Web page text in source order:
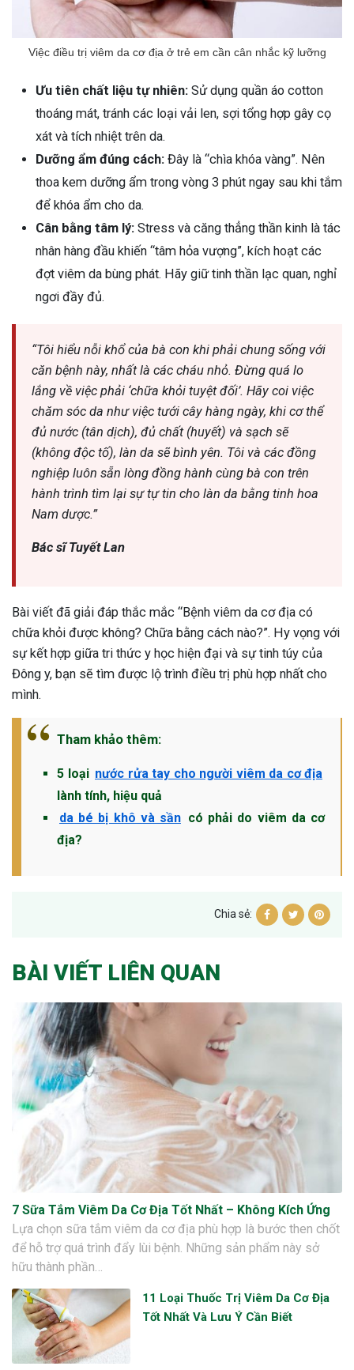
Việc điều trị viêm da cơ địa ở trẻ em cần cân nhắc kỹ lưỡng
Ưu tiên chất liệu tự nhiên: Sử dụng quần áo cotton
thoáng mát, tránh các loại vải len, sợi tổng hợp gây cọ
xát và tích nhiệt trên da.
Dưỡng ẩm đúng cách: Đây là “chìa khóa vàng”. Nên
thoa kem dưỡng ẩm trong vòng 3 phút ngay sau khi tắm
để khóa ẩm cho da.
Cân bằng tâm lý: Stress và căng thẳng thần kinh là tác
nhân hàng đầu khiến “tâm hỏa vượng”, kích hoạt các
đợt viêm da bùng phát. Hãy giữ tinh thần lạc quan, nghỉ
ngơi đầy đủ.
“Tôi hiểu nỗi khổ của bà con khi phải chung sống với
căn bệnh này, nhất là các cháu nhỏ. Đừng quá lo
lắng về việc phải ‘chữa khỏi tuyệt đối’. Hãy coi việc
chăm sóc da như việc tưới cây hàng ngày, khi cơ thể
đủ nước (tân dịch), đủ chất (huyết) và sạch sẽ
(không độc tố), làn da sẽ bình yên. Tôi và các đồng
nghiệp luôn sẵn lòng đồng hành cùng bà con trên
hành trình tìm lại sự tự tin cho làn da bằng tinh hoa
Nam dược.”
Bác sĩ Tuyết Lan
Bài viết đã giải đáp thắc mắc “Bệnh viêm da cơ địa có
chữa khỏi được không? Chữa bằng cách nào?”. Hy vọng với
sự kết hợp giữa tri thức y học hiện đại và sự tinh túy của
Đông y, bạn sẽ tìm được lộ trình điều trị phù hợp nhất cho
mình.
Tham khảo thêm:
5 loại nước rửa tay cho người viêm da cơ địa
lành tính, hiệu quả
da bé bị khô và sần có phải do viêm da cơ
địa?
Chia sẻ:
BÀI VIẾT LIÊN QUAN
7 Sữa Tắm Viêm Da Cơ Địa Tốt Nhất – Không Kích Ứng
Lựa chọn sữa tắm viêm da cơ địa phù hợp là bước then chốt
để hỗ trợ quá trình đẩy lùi bệnh. Những sản phẩm này sở
hữu thành phần…
11 Loại Thuốc Trị Viêm Da Cơ Địa
Tốt Nhất Và Lưu Ý Cần Biết